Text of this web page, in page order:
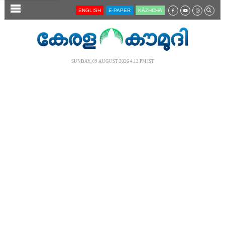
SECTIONS ENGLISH E-PAPER KĀZHCHA
SUNDAY, 09 AUGUST 2026 4.12 PM IST